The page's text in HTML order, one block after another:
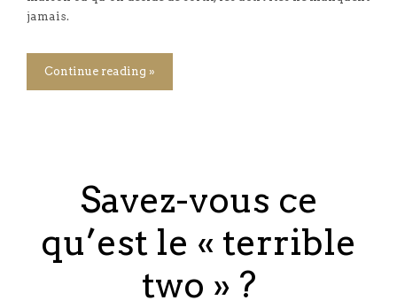
jamais.
Continue reading »
Savez-vous ce
qu’est le « terrible
two » ?